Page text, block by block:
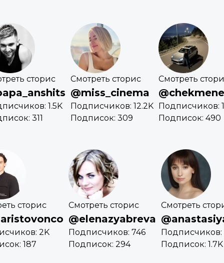
сторис
1.5K
311
Смотреть сторис
@miss_cinema
Подписчиков: 12.2K
Подписок: 309
Смотреть
Подписчиков:
Подписок: 490
сторис
2K
187
Смотреть сторис
@elenazyabreva
Подписчиков: 746
Подписок: 294
Смотреть
Подписчиков:
Подписок: 1.7K